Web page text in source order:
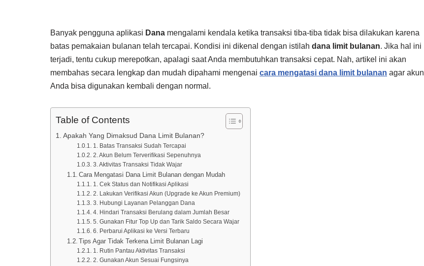
Banyak pengguna aplikasi Dana mengalami kendala ketika transaksi tiba-tiba tidak bisa dilakukan karena
batas pemakaian bulanan telah tercapai. Kondisi ini dikenal dengan istilah dana limit bulanan. Jika hal ini
terjadi, tentu cukup merepotkan, apalagi saat Anda membutuhkan transaksi cepat. Nah, artikel ini akan
membahas secara lengkap dan mudah dipahami mengenai cara mengatasi dana limit bulanan agar akun
Anda bisa digunakan kembali dengan normal.
Table of Contents
Apakah Yang Dimaksud Dana Limit Bulanan?
1. Batas Transaksi Sudah Tercapai
2. Akun Belum Terverifikasi Sepenuhnya
3. Aktivitas Transaksi Tidak Wajar
Cara Mengatasi Dana Limit Bulanan dengan Mudah
1. Cek Status dan Notifikasi Aplikasi
2. Lakukan Verifikasi Akun (Upgrade ke Akun Premium)
3. Hubungi Layanan Pelanggan Dana
4. Hindari Transaksi Berulang dalam Jumlah Besar
5. Gunakan Fitur Top Up dan Tarik Saldo Secara Wajar
6. Perbarui Aplikasi ke Versi Terbaru
Tips Agar Tidak Terkena Limit Bulanan Lagi
1. Rutin Pantau Aktivitas Transaksi
2. Gunakan Akun Sesuai Fungsinya